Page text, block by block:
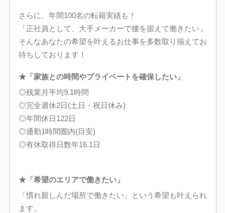
さらに、年間100名の転籍実績も！
「正社員として、大手メーカーで腰を据えて働きたい」
そんなあなたの希望を叶えるお仕事を多数取り揃えてお
待ちしております！
★「家族との時間やプライベートを確保したい」
◎残業月平均9.1時間
◎完全週休2日(土日・祝日休み)
◎年間休日122日
◎通勤1時間圏内(目安)
◎有休取得日数年16.1日
★「希望のエリアで働きたい」
「慣れ親しんだ場所で働きたい」という希望も叶えられ
ます。